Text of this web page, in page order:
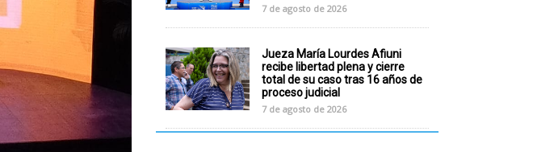
7 de agosto de 2026
Jueza María Lourdes Afiuni
recibe libertad plena y cierre
total de su caso tras 16 años de
proceso judicial
7 de agosto de 2026